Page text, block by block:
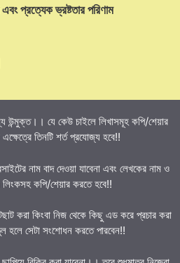
প্রত্যেক ভ্রষ্টতার পরিণাম
উন্মুক্ত।। যে কেউ চাইলে লিখাসমূহ কপি/শেয়ার
তিনটি শর্ত প্রযোজ্য হবে!!
নাম বাদ দেওয়া যাবেনা এবং লেখকের নাম ও
লিংকসহ কপি/শেয়ার করতে হবে!!
করা কিংবা নিজ থেকে কিছু এড করে প্রচার করা
হলে সেটা সংশোধন করতে পারবেন!!